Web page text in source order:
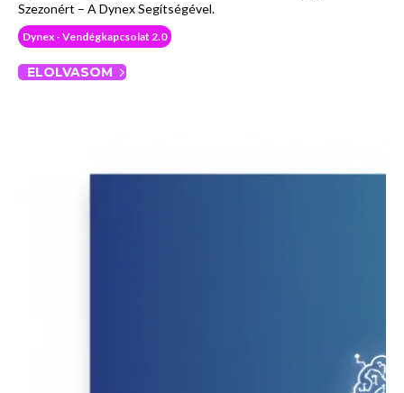
Szezonért – A Dynex Segítségével.
Dynex - Vendégkapcsolat 2.0
ELOLVASOM